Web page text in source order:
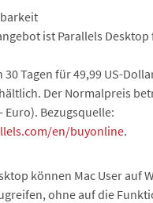
ist Parallels Desktop
Tagen für 49,99 US-
Der Normalpreis
Euro). Bezugsquelle:
en/buyonline.
können Mac User auf
ohne auf die